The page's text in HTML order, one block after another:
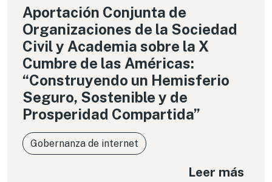
que hacemos tecnología.
Aportación Conjunta de
Organizaciones de la Sociedad
Civil y Academia sobre la X
Cumbre de las Américas:
“Construyendo un Hemisferio
Seguro, Sostenible y de
Prosperidad Compartida”
Gobernanza de internet
Leer más